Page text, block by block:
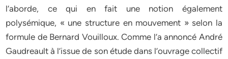
l’aborde, ce qui en fait une notion également
polysémique, « une structure en mouvement » selon la
formule de Bernard Vouilloux. Comme l’a annoncé André
Gaudreault à l’issue de son étude dans l’ouvrage collectif